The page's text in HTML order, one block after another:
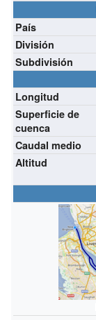
País
División
Subdivisión
Longitud
Superficie de
cuenca
Caudal medio
Altitud